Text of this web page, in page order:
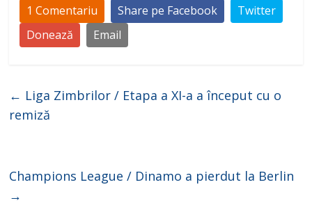
1 Comentariu Share pe Facebook
Twitter
Donează
Email
← Liga Zimbrilor / Etapa a XI-a a început cu o
remiză
Champions League / Dinamo a pierdut la Berlin
→